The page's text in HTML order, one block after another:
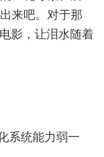
来吧。对于那
影，让泪水随着
系统能力弱一